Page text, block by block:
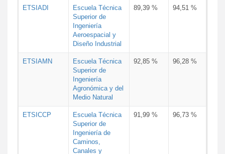
ETSIADI
Escuela Técnica
Superior de
Ingeniería
Aeroespacial y
Diseño Industrial
89,39 % 94,51 %
ETSIAMN
Escuela Técnica
Superior de
Ingeniería
Agronómica y del
Medio Natural
92,85 % 96,28 %
ETSICCP
Escuela Técnica
Superior de
Ingeniería de
Caminos,
Canales y
91,99 % 96,73 %